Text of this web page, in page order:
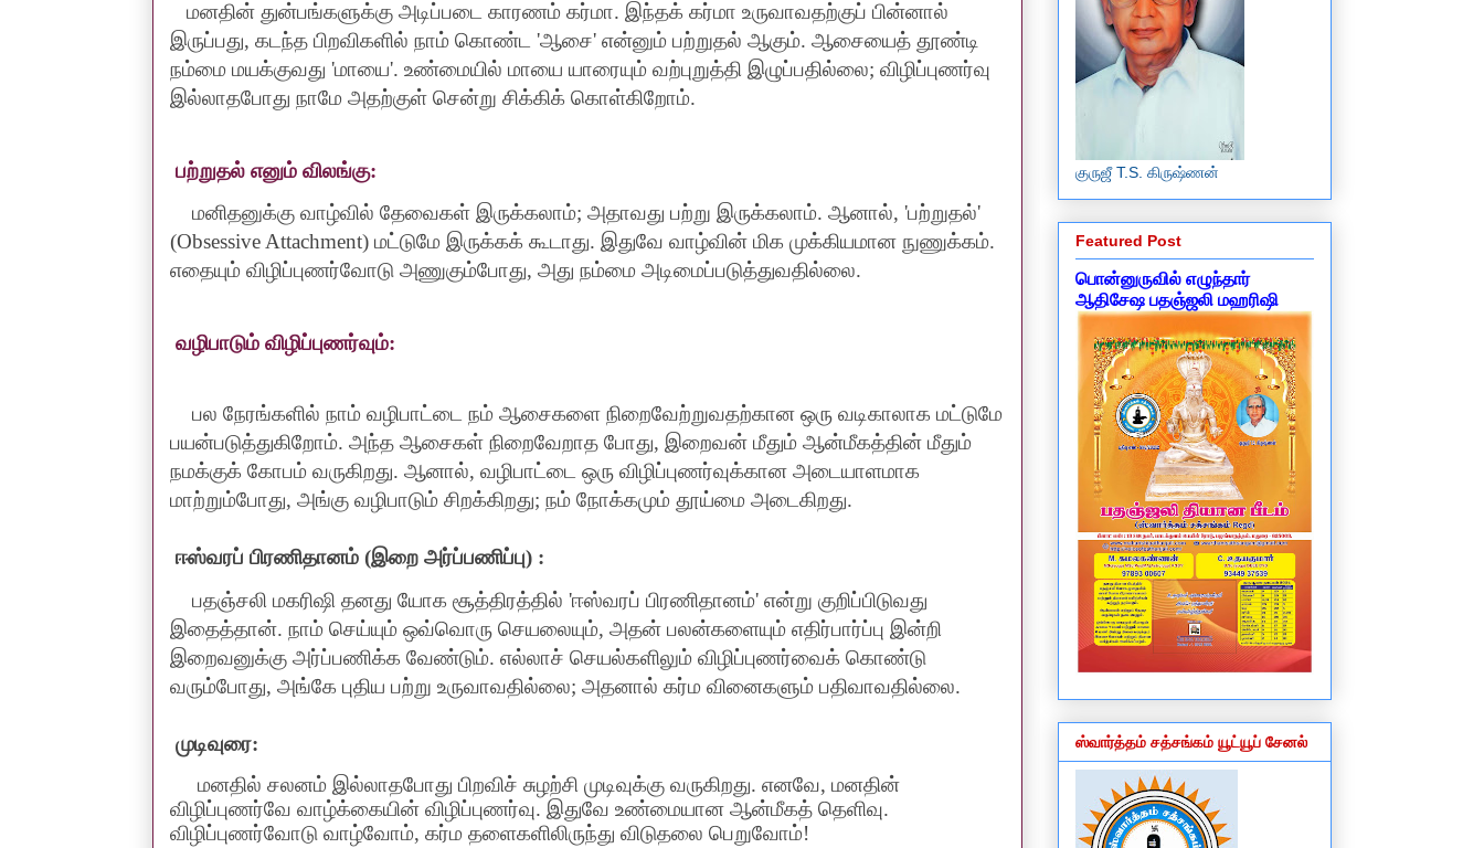
மனதின் துன்பங்களுக்கு அடிப்படை காரணம் கர்மா. இந்தக் கர்மா உருவாவதற்குப் பின்னால்
இருப்பது, கடந்த பிறவிகளில் நாம் கொண்ட 'ஆசை' என்னும் பற்றுதல் ஆகும். ஆசையைத் தூண்டி
நம்மை மயக்குவது 'மாயை'. உண்மையில் மாயை யாரையும் வற்புறுத்தி இழுப்பதில்லை; விழிப்புணர்வு
இல்லாதபோது நாமே அதற்குள் சென்று சிக்கிக் கொள்கிறோம்.
பற்றுதல் எனும் விலங்கு:
மனிதனுக்கு வாழ்வில் தேவைகள் இருக்கலாம்; அதாவது பற்று இருக்கலாம். ஆனால், 'பற்றுதல்'
(Obsessive Attachment) மட்டுமே இருக்கக் கூடாது. இதுவே வாழ்வின் மிக முக்கியமான நுணுக்கம்.
எதையும் விழிப்புணர்வோடு அணுகும்போது, அது நம்மை அடிமைப்படுத்துவதில்லை.
வழிபாடும் விழிப்புணர்வும்:
பல நேரங்களில் நாம் வழிபாட்டை நம் ஆசைகளை நிறைவேற்றுவதற்கான ஒரு வடிகாலாக மட்டுமே
பயன்படுத்துகிறோம். அந்த ஆசைகள் நிறைவேறாத போது, இறைவன் மீதும் ஆன்மீகத்தின் மீதும்
நமக்குக் கோபம் வருகிறது. ஆனால், வழிபாட்டை ஒரு விழிப்புணர்வுக்கான அடையாளமாக
மாற்றும்போது, அங்கு வழிபாடும் சிறக்கிறது; நம் நோக்கமும் தூய்மை அடைகிறது.
ஈஸ்வரப் பிரணிதானம் (இறை அர்ப்பணிப்பு) :
பதஞ்சலி மகரிஷி தனது யோக சூத்திரத்தில் 'ஈஸ்வரப் பிரணிதானம்' என்று குறிப்பிடுவது
இதைத்தான். நாம் செய்யும் ஒவ்வொரு செயலையும், அதன் பலன்களையும் எதிர்பார்ப்பு இன்றி
இறைவனுக்கு அர்ப்பணிக்க வேண்டும். எல்லாச் செயல்களிலும் விழிப்புணர்வைக் கொண்டு
வரும்போது, அங்கே புதிய பற்று உருவாவதில்லை; அதனால் கர்ம வினைகளும் பதிவாவதில்லை.
முடிவுரை:
மனதில் சலனம் இல்லாதபோது பிறவிச் சுழற்சி முடிவுக்கு வருகிறது. எனவே, மனதின்
விழிப்புணர்வே வாழ்க்கையின் விழிப்புணர்வு. இதுவே உண்மையான ஆன்மீகத் தெளிவு.
விழிப்புணர்வோடு வாழ்வோம், கர்ம தளைகளிலிருந்து விடுதலை பெறுவோம்!
குருஜீ T.S. கிருஷ்ணன்
Featured Post
பொன்னுருவில் எழுந்தார்
ஆதிசேஷ பதஞ்ஜலி மஹரிஷி
ஸ்வார்த்தம் சத்சங்கம் யூட்யூப் சேனல்